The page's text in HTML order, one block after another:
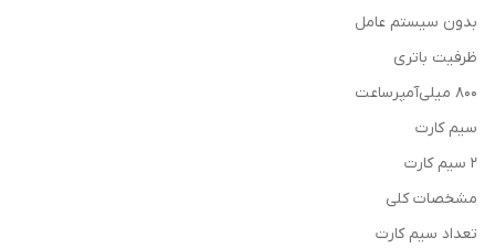
بدون سیستم عامل
ظرفیت باتری
۸۰۰ میلی‌آمپرساعت
سیم کارت
۲ سیم کارت
مشخصات کلی
تعداد سيم کارت